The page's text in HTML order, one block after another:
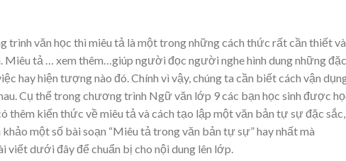
trình văn học thì miêu tả là một trong những cách thức rất cần thiết và
Miêu tả
… xem thêm… giúp người đọc người nghe hình dung những đặc
hay hiện tượng nào đó. Chính vì vậy, chúng ta cần biết cách vận
Cụ thể trong chương trình Ngữ văn lớp 9 các bạn học sinh được
thêm kiến thức về miêu tả và cách tạo lập một văn bản tự sự đặc sắc,
một số bài soạn “Miêu tả trong văn bản tự sự” hay nhất mà
viết dưới đây để chuẩn bị cho nội dung lên lớp.